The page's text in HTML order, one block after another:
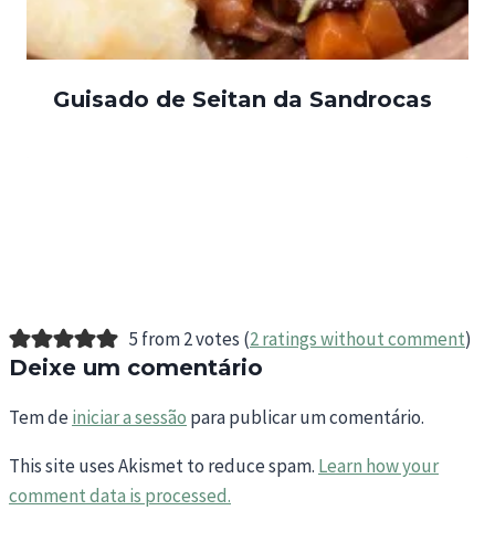
Guisado de Seitan da Sandrocas
5 from 2 votes (2 ratings without comment)
Deixe um comentário
Tem deiniciar a sessão para publicar um comentário.
This site uses Akismet to reduce spam. Learn how your
comment data is processed.